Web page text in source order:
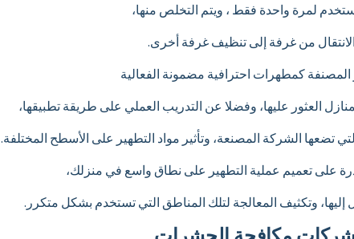
لمرة واحدة فقط ، ويتم التخلص منها،
من غرفة إلى تنظيف غرفة أخرى.
كمطهرات احترافية مضمونة الفعالية
العثور عليها، وفضلا عن التدريب العملي على طريقة تطبيقها،
تضعها الشركة المصنعة، وتأثير مواد التطهير على الأسطح المختلفة.
على تعميم عملية التطهير على نطاق واسع في منزلك،
وتكثيف المعالجة لتلك المناطق التي تستخدم بشكل متكرر.